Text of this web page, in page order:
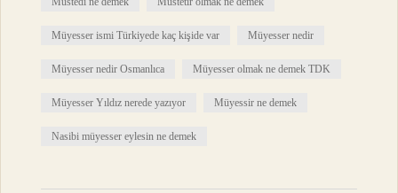
Müyesser ismi Türkiyede kaç kişide var Müyesser nedir
Müyesser nedir Osmanlıca Müyesser olmak ne demek TDK
Müyesser Yıldız nerede yazıyor Müyessir ne demek
Nasibi müyesser eylesin ne demek